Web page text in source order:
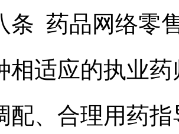
药品网络零售
相适应的执业
配、合理用药